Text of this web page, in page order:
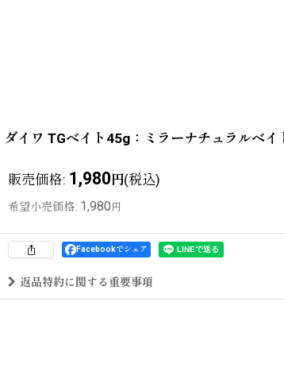
ダイワ TGベイト45g：ミラーナチュラルベイ
販売価格: 1,980円(税込)
希望小売価格: 1,980 円
Facebookでシェア
返品特約に関する重要事項